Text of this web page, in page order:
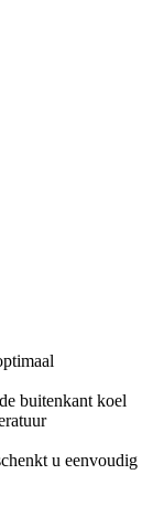
buitenkant koel
u eenvoudig